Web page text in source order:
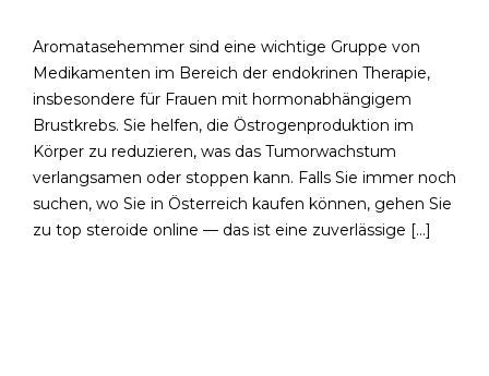
Aromatasehemmer sind eine wichtige Gruppe von
Medikamenten im Bereich der endokrinen Therapie,
insbesondere für Frauen mit hormonabhängigem
Brustkrebs. Sie helfen, die Östrogenproduktion im
Körper zu reduzieren, was das Tumorwachstum
verlangsamen oder stoppen kann. Falls Sie immer noch
suchen, wo Sie in Österreich kaufen können, gehen Sie
zu top steroide online — das ist eine zuverlässige […]